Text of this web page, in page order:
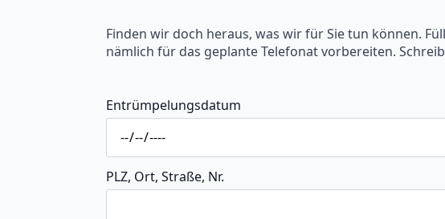
Finden wir doch heraus, was wir für Sie tun können.
nämlich für das geplante Telefonat vorbereiten.
Entrümpelungsdatum
PLZ, Ort, Straße, Nr.